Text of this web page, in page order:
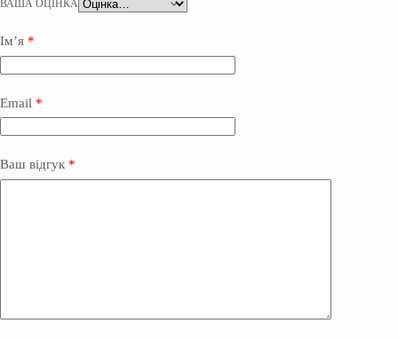
ВАША ОЦІНКА
Ім’я *
Email *
Ваш відгук *